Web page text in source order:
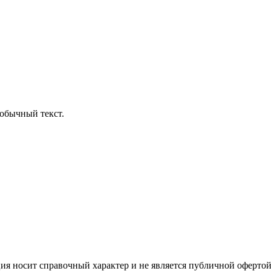
текст.
носит справочный характер и не является публичной